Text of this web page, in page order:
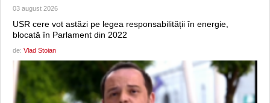
03 august 2026
USR cere vot astăzi pe legea responsabilității în energie,
blocată în Parlament din 2022
de: Vlad Stoian